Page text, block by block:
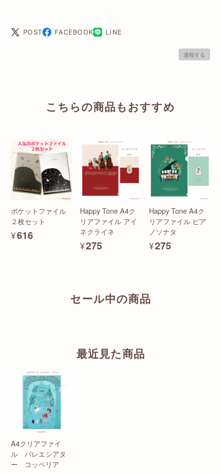
POST FACEBOOK LINE
通報する
こちらの商品もおすすめ
ポケットファイル
２枚セット
¥616
Happy Tone A4ク
リアファイル アイ
ネクライネ
¥275
Happy Tone A4ク
リアファイル ピア
ノソナタ
¥275
セール中の商品
最近見た商品
A4クリアファイ
ル バレエシアタ
ー コッペリア